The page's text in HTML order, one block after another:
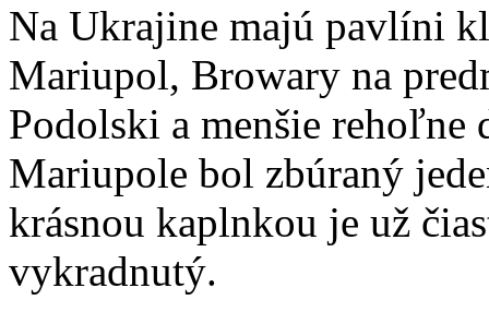
Na Ukrajine majú pavlíni
Mariupol, Browary na
Podolski a menšie rehoľne
Mariupole bol zbúraný
krásnou kaplnkou je už
vykradnutý.